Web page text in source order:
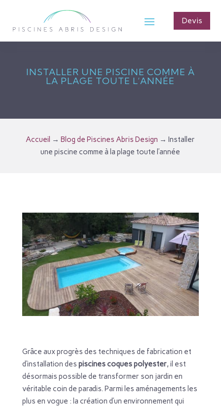
Devis
INSTALLER UNE PISCINE COMME À
LA PLAGE TOUTE L’ANNÉE
Accueil →Blog de Piscines Abris Design →Installer
une piscine comme à la plage toute l’année
Grâce aux progrès des techniques de fabrication et
d’installation des piscines coques polyester, il est
désormais possible de transformer son jardin en
véritable coin de paradis. Parmi les aménagements les
plus en vogue : la création d’un environnement qui